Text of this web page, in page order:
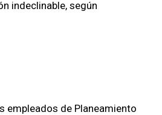
indeclinable, según
empleados de Planeamiento